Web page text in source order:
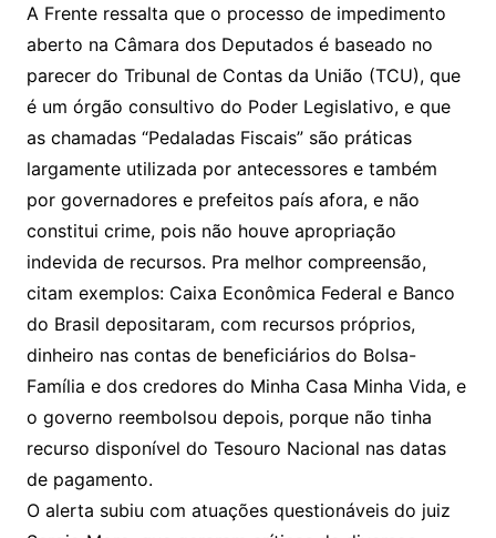
A Frente ressalta que o processo de impedimento
aberto na Câmara dos Deputados é baseado no
parecer do Tribunal de Contas da União (TCU), que
é um órgão consultivo do Poder Legislativo, e que
as chamadas “Pedaladas Fiscais” são práticas
largamente utilizada por antecessores e também
por governadores e prefeitos país afora, e não
constitui crime, pois não houve apropriação
indevida de recursos. Pra melhor compreensão,
citam exemplos: Caixa Econômica Federal e Banco
do Brasil depositaram, com recursos próprios,
dinheiro nas contas de beneficiários do Bolsa-
Família e dos credores do Minha Casa Minha Vida, e
o governo reembolsou depois, porque não tinha
recurso disponível do Tesouro Nacional nas datas
de pagamento.
O alerta subiu com atuações questionáveis do juiz